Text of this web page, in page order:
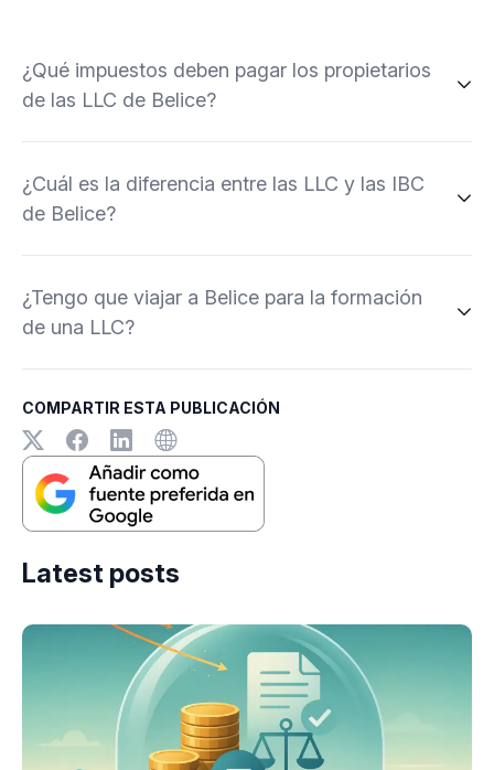
¿Qué impuestos deben pagar los propietarios
de las LLC de Belice?
¿Cuál es la diferencia entre las LLC y las IBC
de Belice?
¿Tengo que viajar a Belice para la formación
de una LLC?
COMPARTIR ESTA PUBLICACIÓN
Latest posts